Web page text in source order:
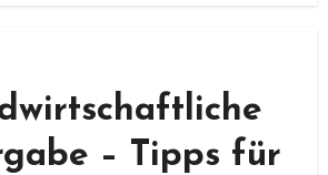
– Tipps für